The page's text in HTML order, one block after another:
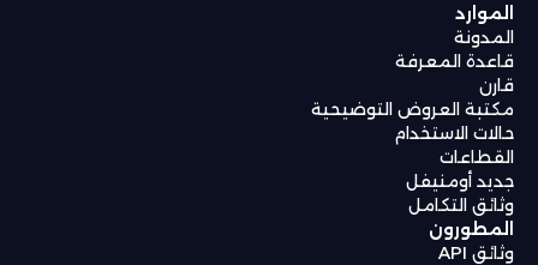
الموارد
المدونة
قاعدة المعرفة
قارن
مكتبة العروض التوضيحية
حالات الاستخدام
القطاعات
جديد أومنيفل
وثائق التكامل
المطورون
وثائق API